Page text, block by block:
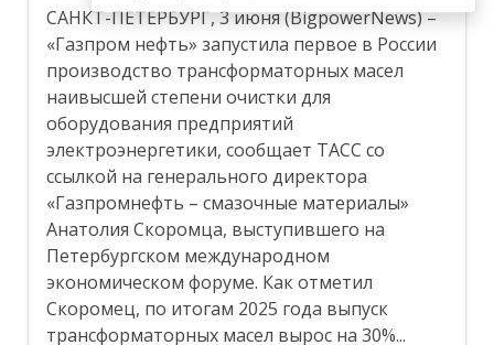
САНКТ-ПЕТЕРБУРГ, 3 июня (BigpowerNews) –
«Газпром нефть» запустила первое в России
производство трансформаторных масел
наивысшей степени очистки для
оборудования предприятий
электроэнергетики, сообщает ТАСС со
ссылкой на генерального директора
«Газпромнефть – смазочные материалы»
Анатолия Скоромца, выступившего на
Петербургском международном
экономическом форуме. Как отметил
Скоромец, по итогам 2025 года выпуск
трансформаторных масел вырос на 30%...